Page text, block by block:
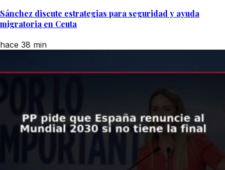
Sánchez discute estrategias para seguridad y ayuda
migratoria en Ceuta
hace 38 min